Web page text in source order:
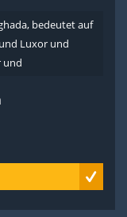
bedeutet auf
Luxor und
und